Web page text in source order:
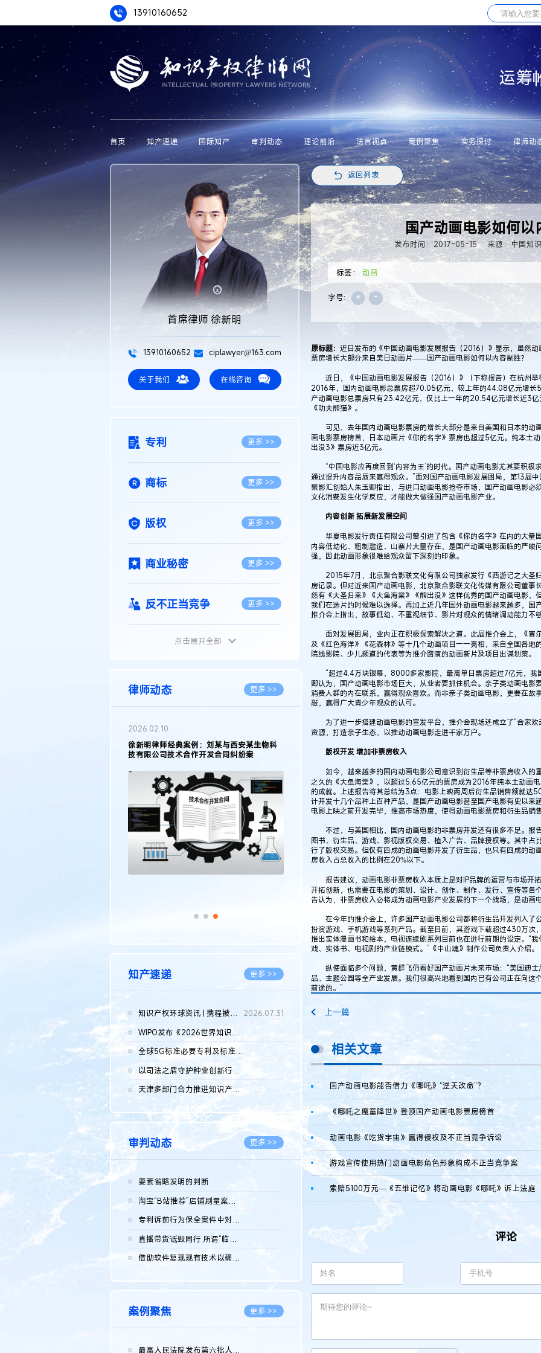
13910160652
运筹
首页 知产速递 国际知产 审判动态 理论前沿 法官视点 案例聚焦 实务探讨 律师动
首席律师 徐新明
13910160652 ciplawyer@163.com
关于我们 在线咨询
专利 更多 >>
商标 更多 >>
版权 更多 >>
商业秘密 更多 >>
反不正当竞争 更多 >>
植物新品种
地理标志 更多 >>
集成电路布图设计
传统文化 更多 >>
点击展开全部
律师动态 更多 >>
2026.02.10
徐新明律师经典案例：刘某与西安某生物科
技有限公司技术合作开发合同纠纷案
知产速递 更多 >>
知识产权环球资讯 | 携程被市监总局罚51.79亿；瑞幸泰国商标案上...
2026.07.31
WIPO发布《2026世界知识产权报告》 含报告全文
全球5G标准必要专利及标准提案研究报告（2026年）全文发布
以司法之盾守护种业创新行稳致远
2026.08.05
天津多部门合力推进知识产权保护工作
2026.08.05
审判动态 更多 >>
要素省略发明的判断
淘宝“B站推荐”店铺刷量案维持原判，两被告连带赔偿150万元
专利诉前行为保全案件中对仿制药申请人曾作出三类声明的考量及违...
直播带货诋毁同行 所谓“临场发挥”不免责
借助软件复现现有技术以确认相关参数特征是否被公开
案例聚焦 更多 >>
最高人民法院发布第六批人民法院种业知识产权司法保护典型案例 含...
返回列表
国产动画电影如何以
发布时间：2017-05-15 来源：中国知
标签： 动画
字号: + -
原标题： 近日发布的《中国动画电影发展报告（2016）》显示，虽然
票房增长大部分来自美日动画片——国产动画电影如何以内容制胜？
近日，《中国动画电影发展报告（2016）》（下称报告）在杭州举
2016年，国内动画电影总票房超70.05亿元，较上年的44.08亿元增长
产动画电影总票房只有23.42亿元，仅比上一年的20.54亿元增长近3
《功夫熊猫》。
可见，去年国内动画电影票房的增长大部分是来自美国和日本的动
画电影票房榜首，日本动画片《你的名字》票房也超过5亿元。纯本土
出没3》票房近3亿元。
“中国电影应再度回到‘内容为王’的时代。国产动画电影尤其要积极
通过提升内容品质来赢得观众。”面对国产动画电影发展困局，第13届
聚影汇创始人朱玉卿指出，与进口动画电影抢夺市场，国产动画电影必
文化消费发生化学反应，才能做大做强国产动画电影产业。
内容创新 拓展新发展空间
华夏电影发行责任有限公司曾引进了包含《你的名字》在内的大量
内容低幼化、粗制滥造、山寨片大量存在，是国产动画电影面临的严
强，因此动画形象很难给观众留下深刻的印象。
2015年7月，北京聚合影联文化有限公司独家发行《西游记之大圣
房记录。但对近来国产动画电影，北京聚合影联文化传媒有限公司董事
然有《大圣归来》《大鱼海棠》《熊出没》这样优秀的国产动画电影，
我们在选片的时候难以选择。再加上近几年国外动画电影越来越多，国
推介会上指出，故事低幼、不重视细节、影片对观众的情绪调动能力不
面对发展困局，业内正在积极探索解决之道。此届推介会上，《赛
及《红色海洋》《花森林》等十几个动画项目一一亮相，来自全国各
院线影院、少儿频道的代表等为推介路演的动画新片及项目出谋划策。
“超过4.4万块银幕，8000多家影院，最高单日票房超过7亿元，我
卿认为，国产动画电影市场巨大，从业者要抓住机会。亲子类动画电影
消费人群的内在联系，赢得观众喜欢。而非亲子类动画电影，更要在故
敲，赢得广大青少年观众的认可。
为了进一步搭建动画电影的宣发平台，推介会现场还成立了“合家欢
资源，打造亲子生态，以推动动画电影走进千家万户。
版权开发 增加非票房收入
如今，越来越多的国内动画电影公司意识到衍生品等非票房收入的
之久的《大鱼海棠》，以超过5.65亿元的票房成为2016年纯本土动画
的成就。上述报告将其总结为3点：电影上映两周后衍生品销售额就达
计开发十几个品种上百种产品，是国产动画电影甚至国产电影有史以来
电影上映之前开发完毕，推高市场热度，使得动画电影票房和衍生品销
不过，与美国相比，国内动画电影的非票房开发还有很多不足。报
图书、衍生品、游戏、影视版权交易、植入广告、品牌授权等。其中
行了版权交易。但仅有四成的动画电影开发了衍生品，也只有四成的动
房收入占总收入的比例在20%以下。
报告建议，动画电影非票房收入本质上是对IP品牌的运营与市场开
开拓创新，也需要在电影的策划、设计、创作、制作、发行、宣传等各
告认为，非票房收入必将成为动画电影产业发展的下一个战场，是动画
在今年的推介会上，许多国产动画电影公司都将衍生品开发列入了
扮演游戏、手机游戏等系列产品。截至目前，其游戏下载超过430万次
推出实体漫画书和绘本，电视连续剧系列目前也在进行前期的设定。“
戏、实体书、电视剧的产业链模式。”《中山魂》制作公司负责人介绍。
纵使面临多个问题，黄群飞仍看好国产动画片未来市场：“美国迪士
品、主题公园等全产业发展。我们很高兴地看到国内已有公司正在向
前途的。”
上一篇
相关文章
国产动画电影能否借力《哪吒》“逆天改命”？
《哪吒之魔童降世》登顶国产动画电影票房榜首
动画电影《吃货宇宙》赢得侵权及不正当竞争诉讼
游戏宣传使用热门动画电影角色形象构成不正当竞争案
索赔5100万元—《五维记忆》将动画电影《哪吒》诉上法庭
评论